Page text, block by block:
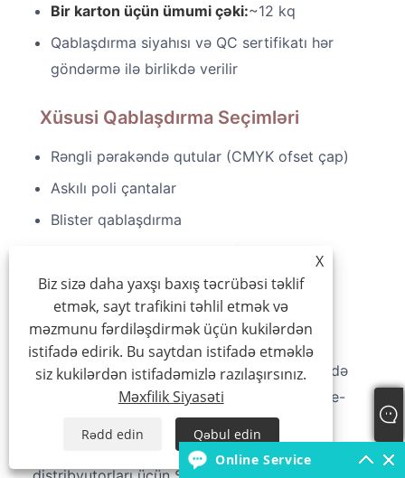
Bir karton üçün ümumi çəki:~12 kq
Qablaşdırma siyahısı və QC sertifikatı hər
göndərmə ilə birlikdə verilir
Xüsusi Qablaşdırma Seçimləri
Rəngli pərakəndə qutular (CMYK ofset çap)
Askılı poli çantalar
Blister qablaşdırma
Ekoloji cəhətdən təmiz kraft kağız
variantları
Xüsusi insert kartları və marketinq
materialları
Pərakəndə müştərilər üçün biz dizayn edə
toy balonu arch dəstirəf nümayişi və e-
ticarət qutusundan açılma təcrübələri üçün
optimallaşdırılmış qablaşdırma. Topdansatış
X
Biz sizə daha yaxşı baxış təcrübəsi təklif
etmək, sayt trafikini təhlil etmək və
məzmunu fərdiləşdirmək üçün kukilərdən
istifadə edirik. Bu saytdan istifadə etməklə
siz kukilərdən istifadəmizlə razılaşırsınız.
Məxfilik Siyasəti
Rədd edin
Qəbul edin
Online Service